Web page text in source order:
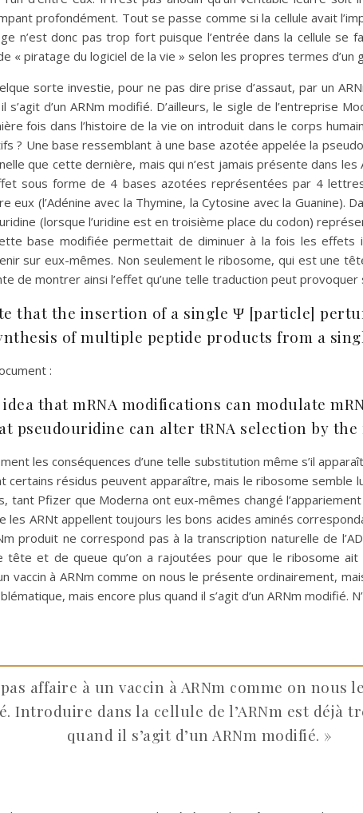
profondément. Tout se passe comme si la cellule avait
n’est donc pas trop fort puisque l’entrée dans la cellule se
« piratage du logiciel de la vie » selon les propres termes d’un
sorte investie, pour ne pas dire prise d’assaut, par un
s’agit d’un ARNm modifié. D’ailleurs, le sigle de l’entreprise
fois dans l’histoire de la vie on introduit dans le corps
? Une base ressemblant à une base azotée appelée la
que cette dernière, mais qui n’est jamais présente dans
sous forme de 4 bases azotées représentées par 4
eux (l’Adénine avec la Thymine, la Cytosine avec la Guanine).
(lorsque l’uridine est en troisième place du codon)
base modifiée permettait de diminuer à la fois les effets
sur eux-mêmes. Non seulement le ribosome, qui est une
de montrer ainsi l’effet qu’une telle traduction peut provoquer
that the insertion of a single Ψ [particle]
of multiple peptide products from a
:
that mRNA modifications can modulate
pseudouridine can alter tRNA selection by the
les conséquences d’une telle substitution même s’il
certains résidus peuvent apparaître, mais le ribosome semble
tant Pfizer que Moderna ont eux-mêmes changé
les ARNt appellent toujours les bons acides aminés
produit ne correspond pas à la transcription naturelle de
et de queue qu’on a rajoutées pour que le ribosome ait
vaccin à ARNm comme on nous le présente ordinairement,
mais encore plus quand il s’agit d’un ARNm modifié.
affaire à un vaccin à ARNm comme on nous
Introduire dans la cellule de l’ARNm est déjà
quand il s’agit d’un ARNm modifié. »